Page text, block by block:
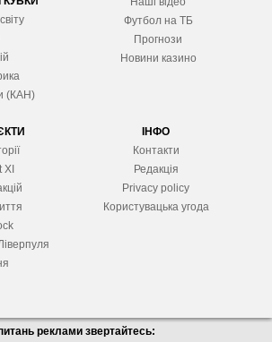
(КАН)
Футбол на ТБ
Прогнози
Новини казино
ІНФО
Контакти
Редакція
Privacy policy
Користувацька угода
реклами звертайтесь: